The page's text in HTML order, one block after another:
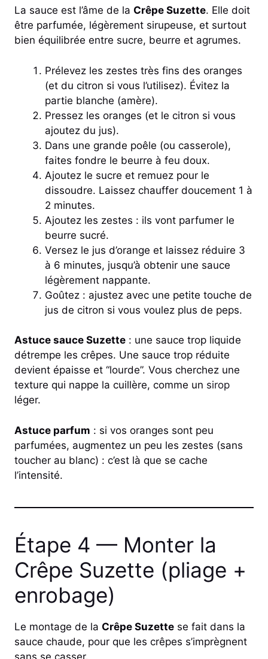
La sauce est l’âme de la Crêpe Suzette. Elle doit
être parfumée, légèrement sirupeuse, et surtout
bien équilibrée entre sucre, beurre et agrumes.
Prélevez les zestes très fins des oranges
(et du citron si vous l’utilisez). Évitez la
partie blanche (amère).
Pressez les oranges (et le citron si vous
ajoutez du jus).
Dans une grande poêle (ou casserole),
faites fondre le beurre à feu doux.
Ajoutez le sucre et remuez pour le
dissoudre. Laissez chauffer doucement 1 à
2 minutes.
Ajoutez les zestes : ils vont parfumer le
beurre sucré.
Versez le jus d’orange et laissez réduire 3
à 6 minutes, jusqu’à obtenir une sauce
légèrement nappante.
Goûtez : ajustez avec une petite touche de
jus de citron si vous voulez plus de peps.
Astuce sauce Suzette : une sauce trop liquide
détrempe les crêpes. Une sauce trop réduite
devient épaisse et “lourde”. Vous cherchez une
texture qui nappe la cuillère, comme un sirop
léger.
Astuce parfum : si vos oranges sont peu
parfumées, augmentez un peu les zestes (sans
toucher au blanc) : c’est là que se cache
l’intensité.
Étape 4 — Monter la
Crêpe Suzette (pliage +
enrobage)
Le montage de la Crêpe Suzette se fait dans la
sauce chaude, pour que les crêpes s’imprègnent
sans se casser.